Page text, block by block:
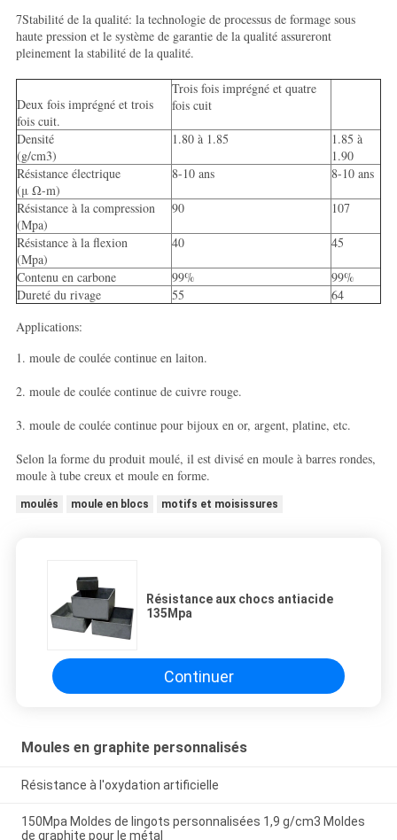
7Stabilité de la qualité: la technologie de processus de formage sous
haute pression et le système de garantie de la qualité assureront
pleinement la stabilité de la qualité.
Deux fois imprégné et trois
fois cuit.
Trois fois imprégné et quatre
fois cuit
Densité
(g/cm3)
1.80 à 1.85
1.85 à
1.90
Résistance électrique
(μ Ω-m)
8-10 ans 8-10 ans
Résistance à la compression
(Mpa)
90 107
Résistance à la flexion
(Mpa)
40 45
Contenu en carbone 99%
99%
Dureté du rivage
55
64
Applications:
1. moule de coulée continue en laiton.
2. moule de coulée continue de cuivre rouge.
3. moule de coulée continue pour bijoux en or, argent, platine, etc.
Selon la forme du produit moulé, il est divisé en moule à barres rondes,
moule à tube creux et moule en forme.
moulés moule en blocs motifs et moisissures
Résistance aux chocs antiacide
135Mpa
Continuer
Moules en graphite personnalisés
Résistance à l'oxydation artificielle
150Mpa Moldes de lingots personnalisées 1,9 g/cm3 Moldes
de graphite pour le métal